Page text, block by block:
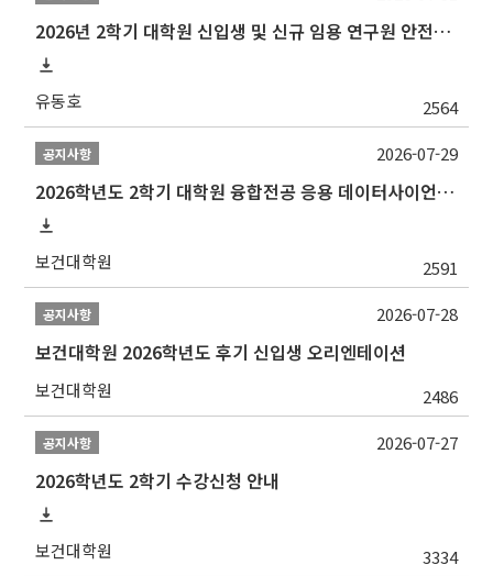
2026년 2학기 대학원 신입생 및 신규 임용 연구원 안전환경교육(신규교육) 실시 안내
유동호 2564
공지사항
2026학년도 2학기 대학원 융합전공 응용 데이터사이언스 선발 계획 알림
보건대학원 2591
2026-07-29
공지사항
보건대학원 2026학년도 후기 신입생 오리엔테이션
보건대학원 2486
2026-07-28
공지사항
2026학년도 2학기 수강신청 안내
보건대학원 3334
2026-07-27